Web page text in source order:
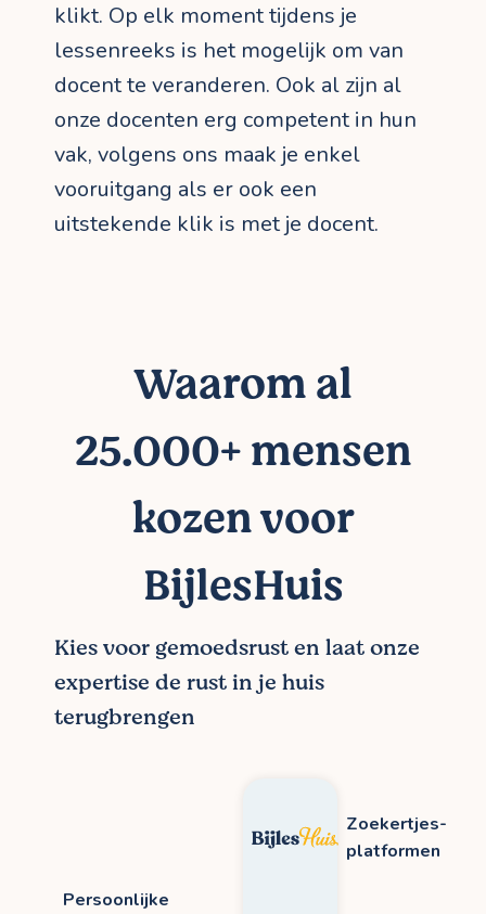
klikt. Op elk moment tijdens je
lessenreeks is het mogelijk om van
docent te veranderen. Ook al zijn al
onze docenten erg competent in hun
vak, volgens ons maak je enkel
vooruitgang als er ook een
uitstekende klik is met je docent.
Waarom al
25.000+ mensen
kozen voor
BijlesHuis
Kies voor gemoedsrust en laat onze
expertise de rust in je huis
terugbrengen
Zoekertjes-
platformen
Persoonlijke